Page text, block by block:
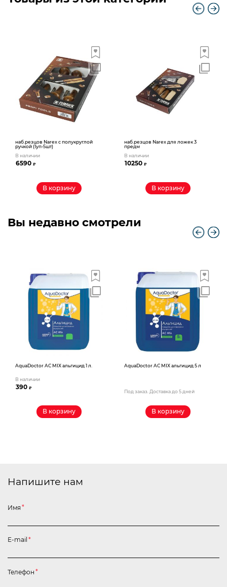
наб.резцов Narex c полукруглой
ручкой (1уп-5шт)
В наличии
6590₽
В корзину
наб.резцов Narex для ложек 3
предм
В наличии
10250₽
В корзину
Вы недавно смотрели
AquaDoctor AС MIX альгицид 1 л.
В наличии
390₽
В корзину
AquaDoctor AС MIX альгицид 5 л
Под заказ. Доставка до 5 дней
В корзину
Напишите нам
Имя *
E-mail *
Телефон *